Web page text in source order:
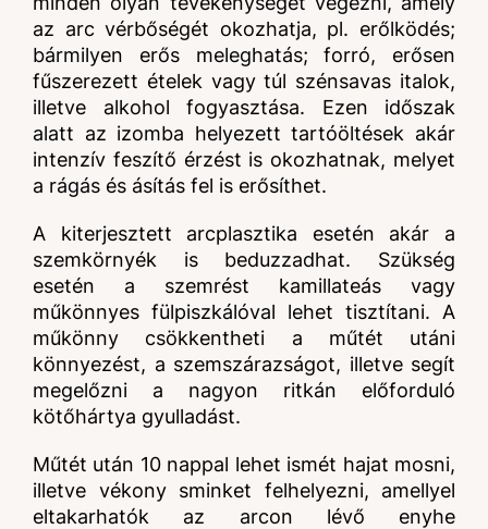
az arc vérbőségét okozhatja, pl. erőlködés;
bármilyen erős meleghatás; forró, erősen
fűszerezett ételek vagy túl szénsavas italok,
illetve alkohol fogyasztása. Ezen időszak
alatt az izomba helyezett tartóöltések akár
intenzív feszítő érzést is okozhatnak, melyet
a rágás és ásítás fel is erősíthet.
A kiterjesztett arcplasztika esetén akár a
szemkörnyék is beduzzadhat. Szükség
esetén a szemrést kamillateás vagy
műkönnyes fülpiszkálóval lehet tisztítani. A
műkönny csökkentheti a műtét utáni
könnyezést, a szemszárazságot, illetve segít
megelőzni a nagyon ritkán előforduló
kötőhártya gyulladást.
Műtét után 10 nappal lehet ismét hajat mosni,
illetve vékony sminket felhelyezni, amellyel
eltakarhatók az arcon lévő enyhe